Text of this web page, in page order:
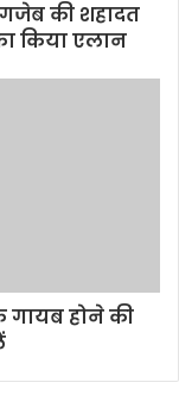
की शहादत
किया एलान
गायब होने की